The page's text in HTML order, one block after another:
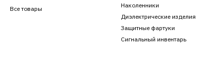
Все товары
Наколенники
Диэлектрические изделия
Защитные фартуки
Сигнальный инвентарь